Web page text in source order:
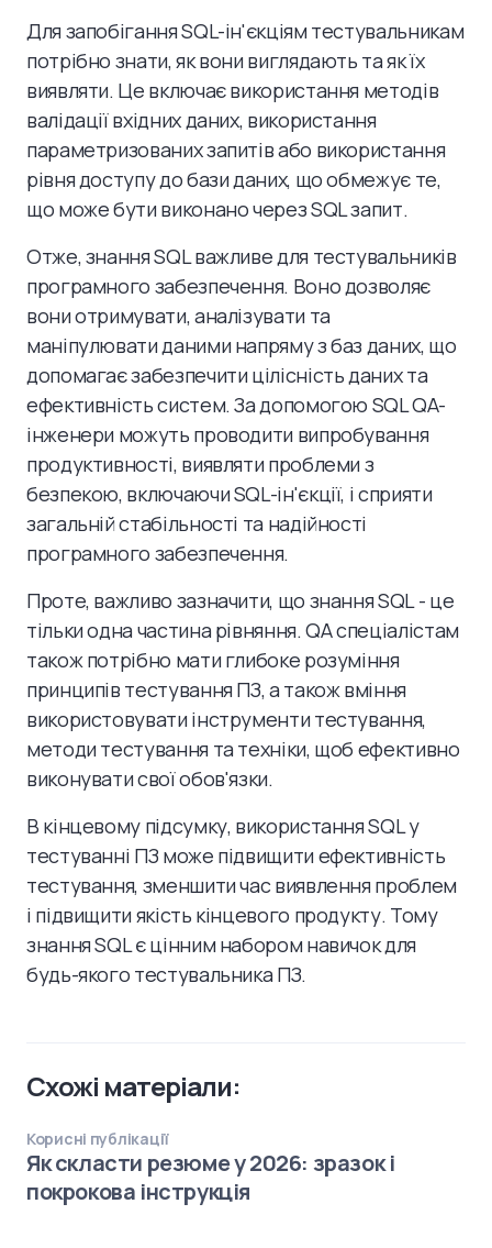
Для запобігання SQL-ін'єкціям тестувальникам
потрібно знати, як вони виглядають та як їх
виявляти. Це включає використання методів
валідації вхідних даних, використання
параметризованих запитів або використання
рівня доступу до бази даних, що обмежує те,
що може бути виконано через SQL запит.
Отже, знання SQL важливе для тестувальників
програмного забезпечення. Воно дозволяє
вони отримувати, аналізувати та
маніпулювати даними напряму з баз даних, що
допомагає забезпечити цілісність даних та
ефективність систем. За допомогою SQL QA-
інженери можуть проводити випробування
продуктивності, виявляти проблеми з
безпекою, включаючи SQL-ін'єкції, і сприяти
загальній стабільності та надійності
програмного забезпечення.
Проте, важливо зазначити, що знання SQL - це
тільки одна частина рівняння. QA спеціалістам
також потрібно мати глибоке розуміння
принципів тестування ПЗ, а також вміння
використовувати інструменти тестування,
методи тестування та техніки, щоб ефективно
виконувати свої обов'язки.
В кінцевому підсумку, використання SQL у
тестуванні ПЗ може підвищити ефективність
тестування, зменшити час виявлення проблем
і підвищити якість кінцевого продукту. Тому
знання SQL є цінним набором навичок для
будь-якого тестувальника ПЗ.
Схожі матеріали:
Корисні публікації
Як скласти резюме у 2026: зразок і
покрокова інструкція